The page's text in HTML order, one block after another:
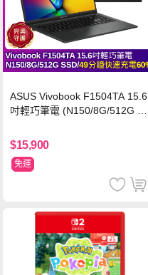
ASUS Vivobook F1504TA 15.6
吋輕巧筆電 (N150/8G/512G S
$15,900
免運